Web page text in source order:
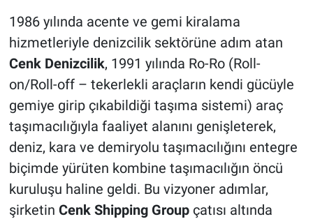
1986 yılında acente ve gemi kiralama
hizmetleriyle denizcilik sektörüne adım atan
Cenk Denizcilik, 1991 yılında Ro-Ro (Roll-
on/Roll-off – tekerlekli araçların kendi gücüyle
gemiye girip çıkabildiği taşıma sistemi) araç
taşımacılığıyla faaliyet alanını genişleterek,
deniz, kara ve demiryolu taşımacılığını entegre
biçimde yürüten kombine taşımacılığın öncü
kuruluşu haline geldi. Bu vizyoner adımlar,
şirketin Cenk Shipping Groupçatısı altında